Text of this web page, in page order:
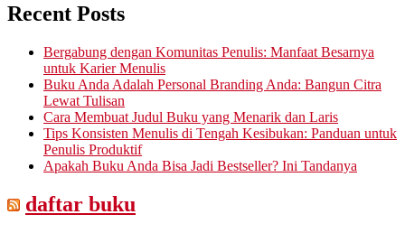
Recent Posts
Bergabung dengan Komunitas Penulis: Manfaat Besarnya
untuk Karier Menulis
Buku Anda Adalah Personal Branding Anda: Bangun Citra
Lewat Tulisan
Cara Membuat Judul Buku yang Menarik dan Laris
Tips Konsisten Menulis di Tengah Kesibukan: Panduan untuk
Penulis Produktif
Apakah Buku Anda Bisa Jadi Bestseller? Ini Tandanya
daftar buku